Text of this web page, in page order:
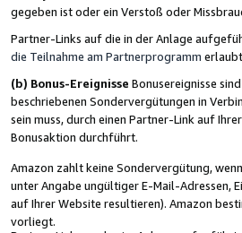
gegeben ist oder ein Verstoß oder
Partner-Links auf die in der Anlage
die Teilnahme am Partnerprogramm
(b) Bonus-Ereignisse Bonusereignisse
beschriebenen Sondervergütungen in
sein muss, durch einen Partner-Link auf
Bonusaktion durchführt.
Amazon zahlt keine Sondervergütung,
unter Angabe ungültiger E-Mail-Adressen,
auf Ihrer Website resultieren). Amazon
vorliegt.